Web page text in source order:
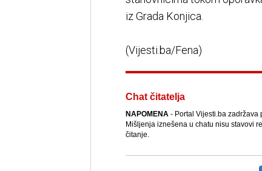
iz Grada Konjica.
(Vijesti.ba/Fena)
Chat čitatelja
NAPOMENA- Portal Vijesti.ba zadržava
Mišljenja iznešena u chatu nisu stavovi
čitanje.